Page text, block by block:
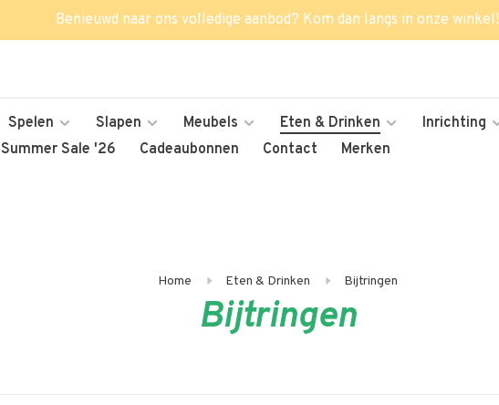
Benieuwd naar ons volledige aanbod? Kom dan langs in onze winkel!
Spelen Slapen Meubels Eten & Drinken Inrichting
Summer Sale '26 Cadeaubonnen Contact Merken
Home Eten & Drinken Bijtringen
Bijtringen